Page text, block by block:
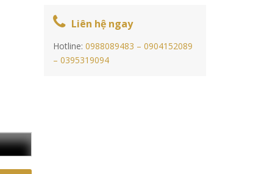
Liên hệ ngay
Hotline: 0988089483 – 0904152089
– 0395319094